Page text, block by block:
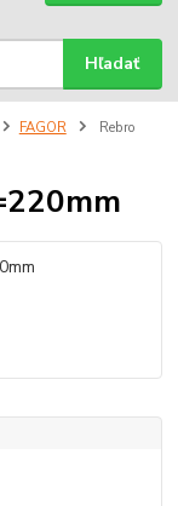
Hľadať
FAGOR
Rebro